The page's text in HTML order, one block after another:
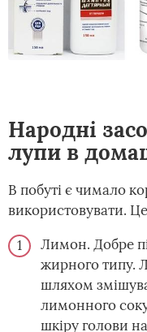
Народні
лупи в
В побуті є чимало
використовувати.
Лимон. Добре
жирного типу.
шляхом
лимонного
шкіру голови